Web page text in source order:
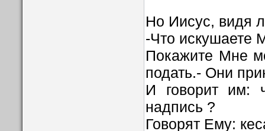
Но Иисус, видя
-Что искушаете
Покажите Мне
подать.- Они
И говорит им:
надпись ?
Говорят Ему: